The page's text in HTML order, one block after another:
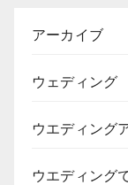
アーカイブ
ウェディング
ウエディング
ウエディング